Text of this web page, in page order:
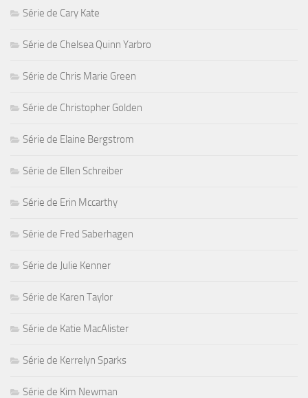
Série de Cary Kate
Série de Chelsea Quinn Yarbro
Série de Chris Marie Green
Série de Christopher Golden
Série de Elaine Bergstrom
Série de Ellen Schreiber
Série de Erin Mccarthy
Série de Fred Saberhagen
Série de Julie Kenner
Série de Karen Taylor
Série de Katie MacAlister
Série de Kerrelyn Sparks
Série de Kim Newman